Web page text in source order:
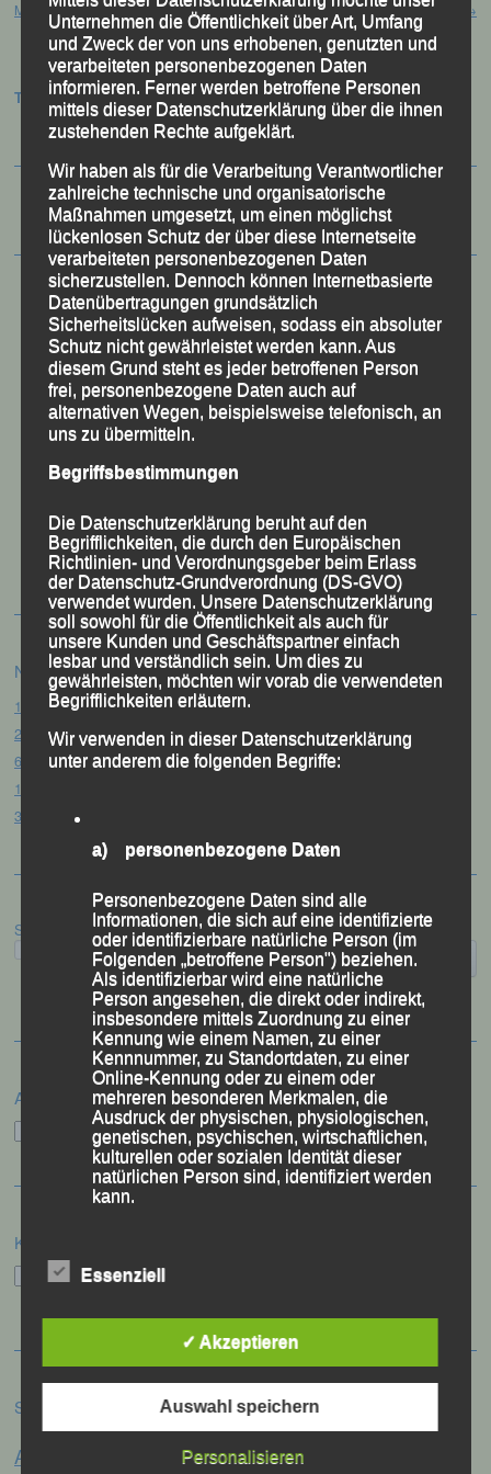
Marathon Füssen, 21. Juli 2018 Abbach, 22. Juli 2018 →
Termine:
50 Jahre LG Passau
Festzschrift
Neueste Beiträge
15. Pörndorfer Sommernachtslauf – Pörndorf, 01.08.2026
20. Goldener Steig-Lauf – Stozec/Tusset, 01.08.2026
61. Bergsportfest – Ortenburg, 26.07.2026
12. Loser Berglauf – Altaussee/Österreich, 25.07.2026
32. Sommerbiathlon – Passau, 18.07.2026
Suchen
Archiv
Archiv
Kategorien
Kategorien
Schlagwörter
Alex Sellner Anna Drexler
Unternehmen die Öffentlichkeit über Art, Umfang
und Zweck der von uns erhobenen, genutzten und
verarbeiteten personenbezogenen Daten
informieren. Ferner werden betroffene Personen
mittels dieser Datenschutzerklärung über die ihnen
zustehenden Rechte aufgeklärt.
Wir haben als für die Verarbeitung Verantwortlicher
zahlreiche technische und organisatorische
Maßnahmen umgesetzt, um einen möglichst
lückenlosen Schutz der über diese Internetseite
verarbeiteten personenbezogenen Daten
sicherzustellen. Dennoch können Internetbasierte
Datenübertragungen grundsätzlich
Sicherheitslücken aufweisen, sodass ein absoluter
Schutz nicht gewährleistet werden kann. Aus
diesem Grund steht es jeder betroffenen Person
frei, personenbezogene Daten auch auf
alternativen Wegen, beispielsweise telefonisch, an
uns zu übermitteln.
Begriffsbestimmungen
Die Datenschutzerklärung beruht auf den
Begrifflichkeiten, die durch den Europäischen
Richtlinien- und Verordnungsgeber beim Erlass
der Datenschutz-Grundverordnung (DS-GVO)
verwendet wurden. Unsere Datenschutzerklärung
soll sowohl für die Öffentlichkeit als auch für
unsere Kunden und Geschäftspartner einfach
lesbar und verständlich sein. Um dies zu
gewährleisten, möchten wir vorab die verwendeten
Begrifflichkeiten erläutern.
Wir verwenden in dieser Datenschutzerklärung
unter anderem die folgenden Begriffe:
a) personenbezogene Daten
Personenbezogene Daten sind alle
Informationen, die sich auf eine identifizierte
oder identifizierbare natürliche Person (im
Folgenden „betroffene Person") beziehen.
Als identifizierbar wird eine natürliche
Person angesehen, die direkt oder indirekt,
insbesondere mittels Zuordnung zu einer
Kennung wie einem Namen, zu einer
Kennnummer, zu Standortdaten, zu einer
Online-Kennung oder zu einem oder
mehreren besonderen Merkmalen, die
Ausdruck der physischen, physiologischen,
genetischen, psychischen, wirtschaftlichen,
kulturellen oder sozialen Identität dieser
natürlichen Person sind, identifiziert werden
kann.
b) betroffene Person
Betroffene Person ist jede identifizierte oder
identifizierbare natürliche Person, deren
personenbezogene Daten von dem für die
c) Verarbeitung
Essenziell
✓ Akzeptieren
Auswahl speichern
Personalisieren